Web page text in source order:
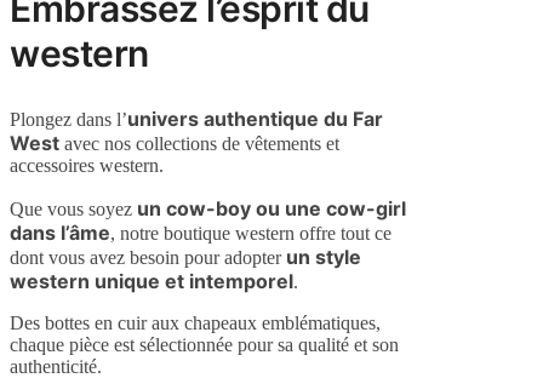
western
Plongez dans l’univers authentique du Far
West avec nos collections de vêtements et
accessoires western.
Que vous soyez un cow-boy ou une cow-girl
dans l’âme, notre boutique western offre tout ce
dont vous avez besoin pour adopter un style
western unique et intemporel.
Des bottes en cuir aux chapeaux emblématiques,
chaque pièce est sélectionnée pour sa qualité et son
authenticité.